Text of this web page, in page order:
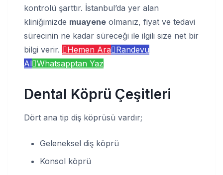
kontrolü şarttır. İstanbul’da yer alan
kliniğimizde muayene olmanız, fiyat ve tedavi
sürecinin ne kadar süreceği ile ilgili size net bir
bilgi verir.
Hemen Ara Randevu
Al Whatsapptan Yaz
Dental Köprü Çeşitleri
Dört ana tip diş köprüsü vardır;
Geleneksel diş köprü
Konsol köprü